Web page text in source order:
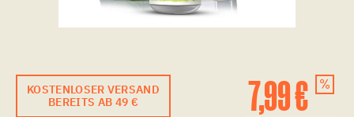
KOSTENLOSER VERSAND
BEREITS AB 49 €
7,99 €